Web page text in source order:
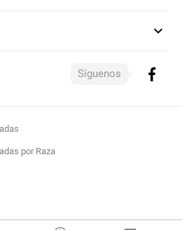
expand_more
Síguenos
por Raza